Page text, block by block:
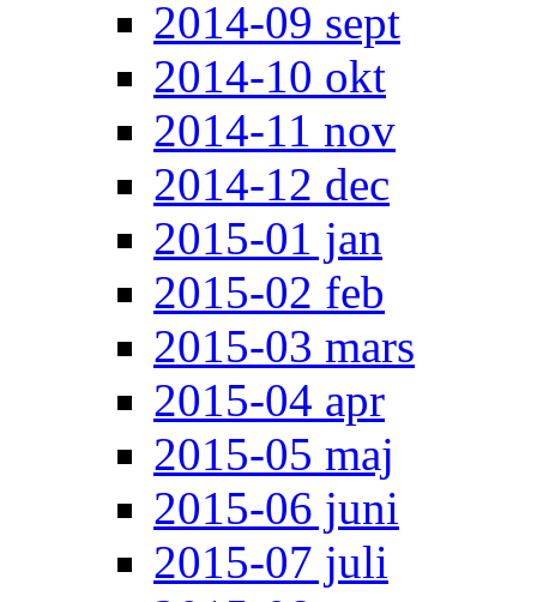
2014-09 sept
2014-10 okt
2014-11 nov
2014-12 dec
2015-01 jan
2015-02 feb
2015-03 mars
2015-04 apr
2015-05 maj
2015-06 juni
2015-07 juli